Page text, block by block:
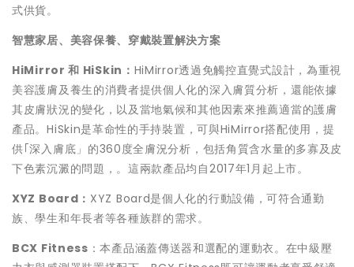
式供貨。
智慧家居、美容保養、穿戴裝置解決方案
HiMirror和 HiSkin ： HiMirror透過免觸控直覺式設計，為重視
美容護膚及養生的消費者提供個人化的深入膚質分析，還能依據
其皮膚狀況的變化，以及當地氣候和其他因素來推薦適當的護膚
產品。HiSkin是革命性的手持裝置，可與HiMirror搭配使用，提
供｢深入膚底」的360度全膚況分析，包括角質含水量的多寡及皮
下色素沉澱的問題，。這兩款產品均自2017年1月起上市。
XYZ Board ： XYZ Board是個人化的行動設備，可符合通勤
族、學生和年長者等各種族群的需求。
BCX Fitness ：本產品涵蓋傳送器和選配的運動衣。在中級壓